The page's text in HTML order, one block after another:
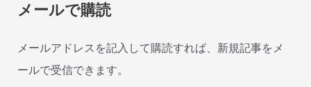
メールで購読
メールアドレスを記入して購読すれば、新規記事をメ
ールで受信できます。